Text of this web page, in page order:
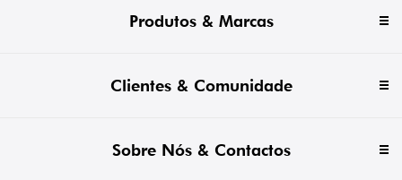
Produtos & Marcas
Clientes & Comunidade
Sobre Nós & Contactos